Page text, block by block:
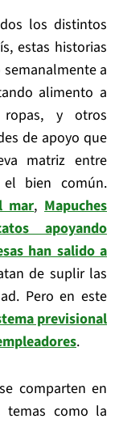
los distintos
estas historias
a
alimento a
ropas, y otros
de apoyo que
matriz entre
el bien común.
mar,Mapuches
apoyando
han salido a
de suplir las
Pero en este
previsional
.
comparten en
temas como la